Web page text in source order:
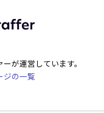
が運営しています。
ジの一覧